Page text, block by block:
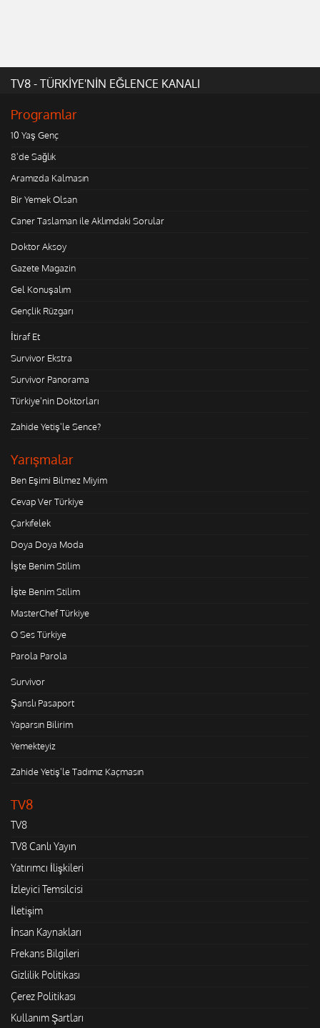
TV8 - TÜRKİYE'NİN EĞLENCE KANALI
Programlar
10 Yaş Genç
8'de Sağlık
Aramızda Kalmasın
Bir Yemek Olsan
Caner Taslaman ile Aklımdaki Sorular
Doktor Aksoy
Gazete Magazin
Gel Konuşalım
Gençlik Rüzgarı
İtiraf Et
Survivor Ekstra
Survivor Panorama
Türkiye'nin Doktorları
Zahide Yetiş'le Sence?
Yarışmalar
Ben Eşimi Bilmez Miyim
Cevap Ver Türkiye
Çarkıfelek
Doya Doya Moda
İşte Benim Stilim
İşte Benim Stilim
MasterChef Türkiye
O Ses Türkiye
Parola Parola
Survivor
Şanslı Pasaport
Yaparsın Bilirim
Yemekteyiz
Zahide Yetiş'le Tadımız Kaçmasın
TV8
TV8
TV8 Canlı Yayın
Yatırımcı İlişkileri
İzleyici Temsilcisi
İletişim
İnsan Kaynakları
Frekans Bilgileri
Gizlilik Politikası
Çerez Politikası
Kullanım Şartları